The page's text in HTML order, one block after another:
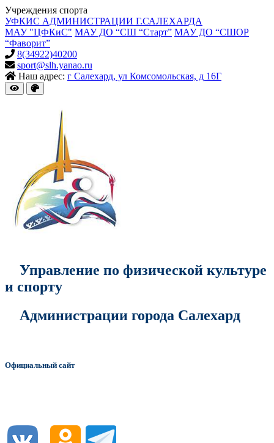
Учреждения спорта
УФКИС АДМИНИСТРАЦИИ Г.САЛЕХАРДА
МАУ "ЦФКиС" МАУ ДО “СШ “Старт” МАУ ДО “СШОР
“Фаворит”
8(34922)40200
sport@slh.yanao.ru
Наш адрес: г Салехард, ул Комсомольская, д 16Г
Управление по физической культуре
и спорту
Администрации города Салехард
Официальный сайт